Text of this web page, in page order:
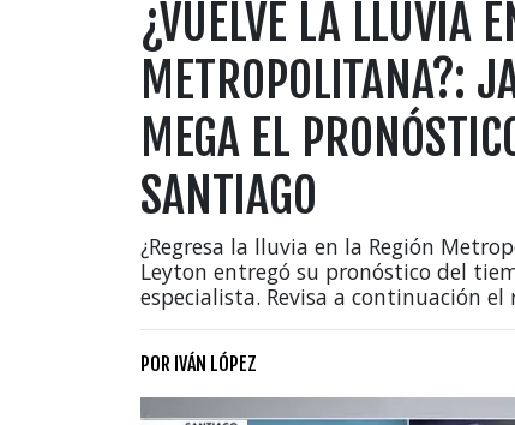
¿VUELVE LA LLUVIA
METROPOLITANA?:
MEGA EL
SANTIAGO
¿Regresa la lluvia en la Región
Leyton entregó su pronóstico del
especialista. Revisa a continuación
POR IVÁN LÓPEZ